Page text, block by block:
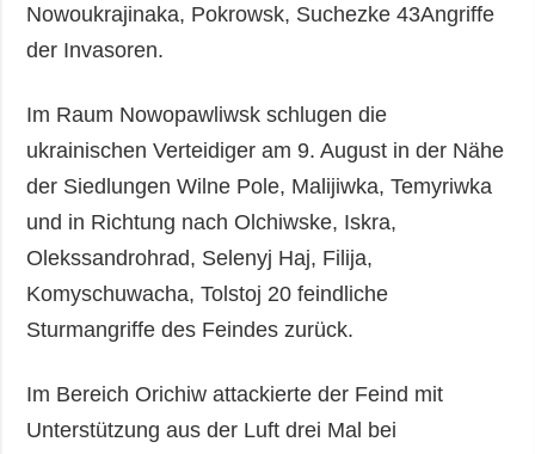
Nowoukrajinaka, Pokrowsk, Suchezke 43Angriffe
der Invasoren.
Im Raum Nowopawliwsk schlugen die
ukrainischen Verteidiger am 9. August in der Nähe
der Siedlungen Wilne Pole, Malijiwka, Temyriwka
und in Richtung nach Olchiwske, Iskra,
Olekssandrohrad, Selenyj Haj, Filija,
Komyschuwacha, Tolstoj 20 feindliche
Sturmangriffe des Feindes zurück.
Im Bereich Orichiw attackierte der Feind mit
Unterstützung aus der Luft drei Mal bei